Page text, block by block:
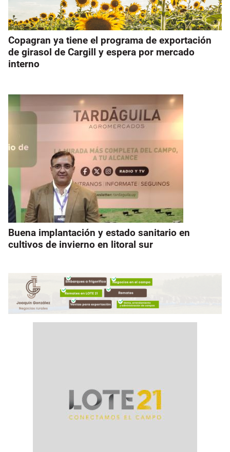
Copagran ya tiene el programa de exportación
de girasol de Cargill y espera por mercado
interno
Buena implantación y estado sanitario en
cultivos de invierno en litoral sur